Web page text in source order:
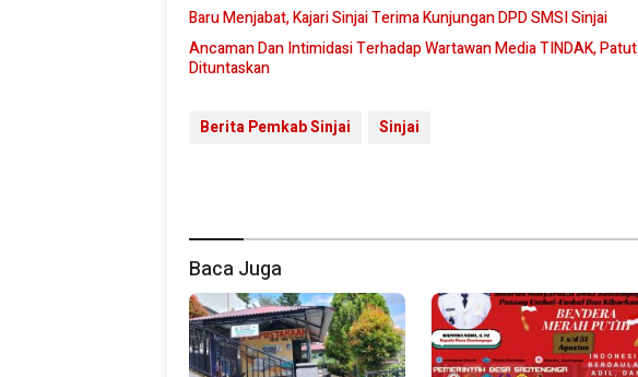
Baru Menjabat, Kajari Sinjai Terima Kunjungan DPD SMSI Sinjai
Ancaman Dan Intimidasi Terhadap Wartawan Media TINDAK,
Dituntaskan
Berita Pemkab Sinjai Sinjai
Baca Juga